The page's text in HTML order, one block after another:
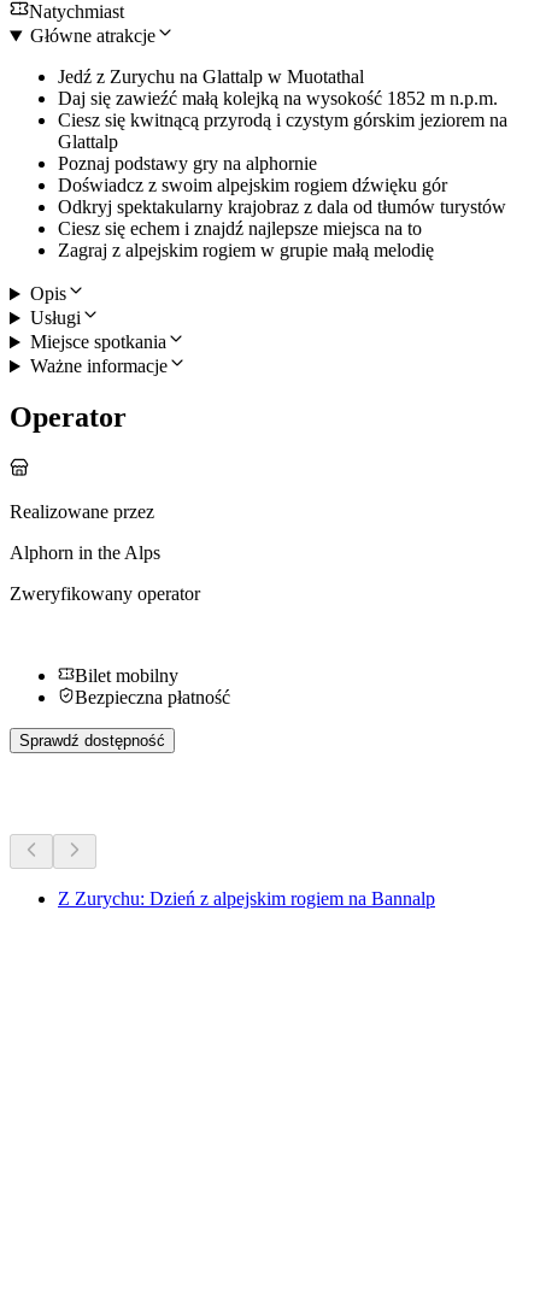
Natychmiast
Główne atrakcje
Jedź z Zurychu na Glattalp w Muotathal
Daj się zawieźć małą kolejką na wysokość 1852 m n.p.m.
Ciesz się kwitnącą przyrodą i czystym górskim jeziorem na
Glattalp
Poznaj podstawy gry na alphornie
Doświadcz z swoim alpejskim rogiem dźwięku gór
Odkryj spektakularny krajobraz z dala od tłumów turystów
Ciesz się echem i znajdź najlepsze miejsca na to
Zagraj z alpejskim rogiem w grupie małą melodię
Opis
Usługi
Miejsce spotkania
Ważne informacje
Operator
Realizowane przez
Alphorn in the Alps
Zweryfikowany operator
Bilet mobilny
Bezpieczna płatność
Sprawdź dostępność
Z Zurychu: Dzień z alpejskim rogiem na Bannalp